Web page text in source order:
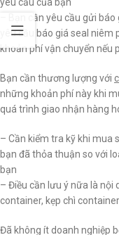
– Bạn cần yêu cầu gửi
yêu cầu báo giá seal
khoản phí vận chuyển nếu
Bạn cần thương lượng với
những khoản phí này khi
quá trình giao nhận hàng
– Cần kiểm tra kỹ khi mua
bạn đã thỏa thuận so với
bạn
– Điều cần lưu ý nữa là nội
container, kẹp chì
Đã không ít doanh nghiệp